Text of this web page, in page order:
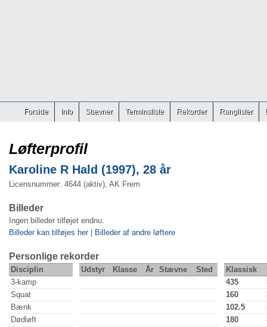
Forside Info Stævner Terminsliste Rekorder Ranglister
Løfterprofil
Karoline R Hald (1997), 28 år
Licensnummer: 4644 (aktiv), AK Frem
Billeder
Ingen billeder tilføjet endnu.
Billeder kan tilføjes her| Billeder af andre løftere
Personlige rekorder
Disciplin Udstyr Klasse År Stævne Sted Klassisk
3-kamp
435
Squat
160
Bænk
102.5
Dødløft
180